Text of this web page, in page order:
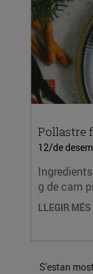
Pollastre
12/de
g de carn
LLEGIR MÉS
S'estan